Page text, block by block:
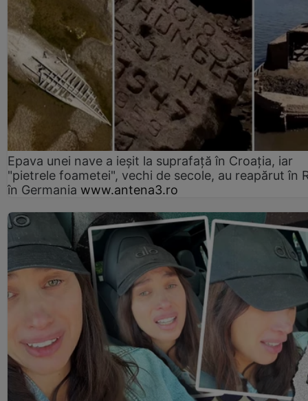
Epava unei nave a ieșit la suprafață în Croația, iar
"pietrele foametei", vechi de secole, au reapărut în
în Germania www.antena3.ro